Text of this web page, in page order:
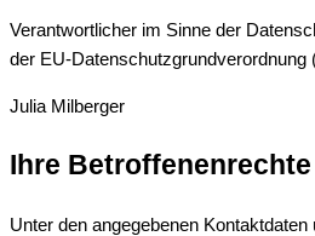
Verantwortlicher im Sinne der
der EU-Datenschutzgrundverordnung
Julia Milberger
Ihre Betroffenenrechte
Unter den angegebenen Kontaktdaten